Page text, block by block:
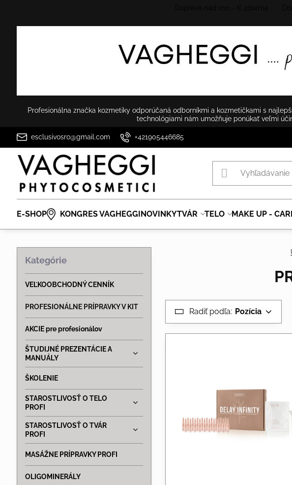
Profesionálna značka kozmetiky odporúčaná odborníkmi a kozmetičkami s
technológiami nám umožňuje ponúkať veľmi
esclusivosro@gmail.com +421905446685
E-SHOP KONGRES VAGHEGGINOVINKYTVÁR TELO MAKE UP -
Radiť podľa: Pozícia
Kategórie
VEĽKOOBCHODNÝ CENNÍK
PROFESIONÁLNE PRÍPRAVKY V KIT
AKCIE pre profesionálov
ŠTUDIJNÉ PREZENTÁCIE A
MANUÁLY
ŠKOLENIE
STAROSTLIVOSŤ O TELO
PROFI
STAROSTLIVOSŤ O TVÁR
PROFI
MASÁŽNE PRÍPRAVKY PROFI
OLIGOMINERÁLY